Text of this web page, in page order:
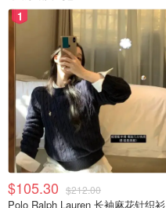
1
$105.30 $212.00
Polo Ralph Lauren 长袖麻花针织衫